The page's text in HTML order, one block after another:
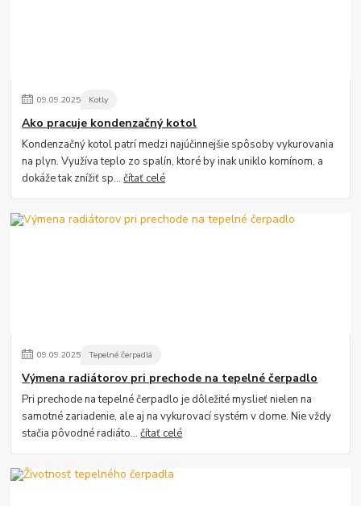
09.09.2025 Kotly
Ako pracuje kondenzačný kotol
Kondenzačný kotol patrí medzi najúčinnejšie spôsoby vykurovania
na plyn. Využíva teplo zo spalín, ktoré by inak uniklo komínom, a
dokáže tak znížiť sp...čítať celé
09.09.2025 Tepelné čerpadlá
Výmena radiátorov pri prechode na tepelné čerpadlo
Pri prechode na tepelné čerpadlo je dôležité myslieť nielen na
samotné zariadenie, ale aj na vykurovací systém v dome. Nie vždy
stačia pôvodné radiáto...čítať celé